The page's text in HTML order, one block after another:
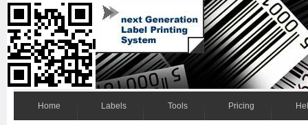
Home Labels Tools Pricing